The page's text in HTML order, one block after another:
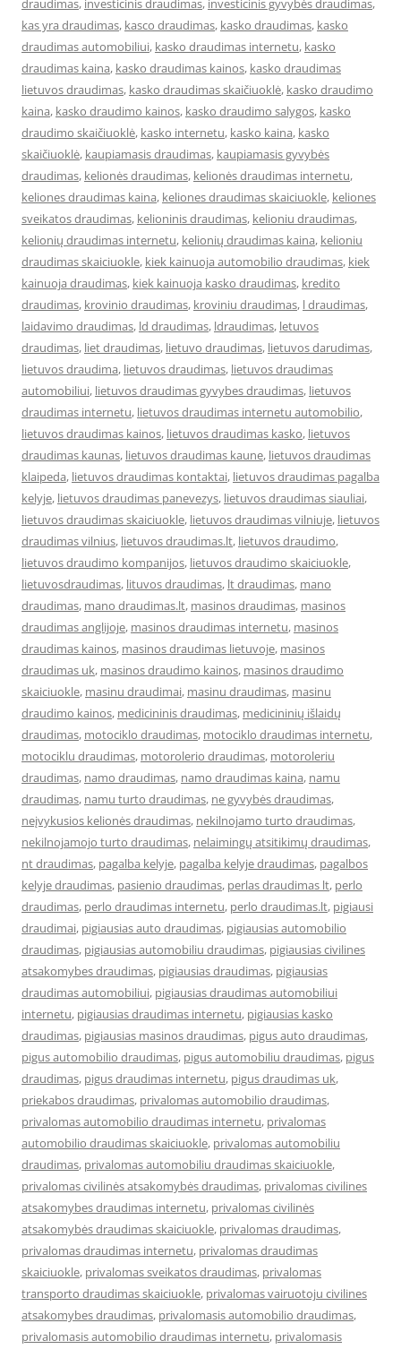
draudimas, investicinis draudimas, investicinis gyvybės draudimas,
kas yra draudimas, kasco draudimas, kasko draudimas, kasko
draudimas automobiliui, kasko draudimas internetu, kasko
draudimas kaina, kasko draudimas kainos, kasko draudimas
lietuvos draudimas, kasko draudimas skaičiuoklė, kasko draudimo
kaina, kasko draudimo kainos, kasko draudimo salygos, kasko
draudimo skaičiuoklė, kasko internetu, kasko kaina, kasko
skaičiuoklė, kaupiamasis draudimas, kaupiamasis gyvybės
draudimas, kelionės draudimas, kelionės draudimas internetu,
keliones draudimas kaina, keliones draudimas skaiciuokle, keliones
sveikatos draudimas, kelioninis draudimas, kelioniu draudimas,
kelionių draudimas internetu, kelionių draudimas kaina, kelioniu
draudimas skaiciuokle, kiek kainuoja automobilio draudimas, kiek
kainuoja draudimas, kiek kainuoja kasko draudimas, kredito
draudimas, krovinio draudimas, kroviniu draudimas, l draudimas,
laidavimo draudimas, ld draudimas, ldraudimas, letuvos
draudimas, liet draudimas, lietuvo draudimas, lietuvos darudimas,
lietuvos draudima, lietuvos draudimas, lietuvos draudimas
automobiliui, lietuvos draudimas gyvybes draudimas, lietuvos
draudimas internetu, lietuvos draudimas internetu automobilio,
lietuvos draudimas kainos, lietuvos draudimas kasko, lietuvos
draudimas kaunas, lietuvos draudimas kaune, lietuvos draudimas
klaipeda, lietuvos draudimas kontaktai, lietuvos draudimas pagalba
kelyje, lietuvos draudimas panevezys, lietuvos draudimas siauliai,
lietuvos draudimas skaiciuokle, lietuvos draudimas vilniuje, lietuvos
draudimas vilnius, lietuvos draudimas.lt, lietuvos draudimo,
lietuvos draudimo kompanijos, lietuvos draudimo skaiciuokle,
lietuvosdraudimas, lituvos draudimas, lt draudimas, mano
draudimas, mano draudimas.lt, masinos draudimas, masinos
draudimas anglijoje, masinos draudimas internetu, masinos
draudimas kainos, masinos draudimas lietuvoje, masinos
draudimas uk, masinos draudimo kainos, masinos draudimo
skaiciuokle, masinu draudimai, masinu draudimas, masinu
draudimo kainos, medicininis draudimas, medicininių išlaidų
draudimas, motociklo draudimas, motociklo draudimas internetu,
motociklu draudimas, motorolerio draudimas, motoroleriu
draudimas, namo draudimas, namo draudimas kaina, namu
draudimas, namu turto draudimas, ne gyvybės draudimas,
neįvykusios kelionės draudimas, nekilnojamo turto draudimas,
nekilnojamojo turto draudimas, nelaimingų atsitikimų draudimas,
nt draudimas, pagalba kelyje, pagalba kelyje draudimas, pagalbos
kelyje draudimas, pasienio draudimas, perlas draudimas lt, perlo
draudimas, perlo draudimas internetu, perlo draudimas.lt, pigiausi
draudimai, pigiausias auto draudimas, pigiausias automobilio
draudimas, pigiausias automobiliu draudimas, pigiausias civilines
atsakomybes draudimas, pigiausias draudimas, pigiausias
draudimas automobiliui, pigiausias draudimas automobiliui
internetu, pigiausias draudimas internetu, pigiausias kasko
draudimas, pigiausias masinos draudimas, pigus auto draudimas,
pigus automobilio draudimas, pigus automobiliu draudimas, pigus
draudimas, pigus draudimas internetu, pigus draudimas uk,
priekabos draudimas, privalomas automobilio draudimas,
privalomas automobilio draudimas internetu, privalomas
automobilio draudimas skaiciuokle, privalomas automobiliu
draudimas, privalomas automobiliu draudimas skaiciuokle,
privalomas civilinės atsakomybės draudimas, privalomas civilines
atsakomybes draudimas internetu, privalomas civilinės
atsakomybės draudimas skaiciuokle, privalomas draudimas,
privalomas draudimas internetu, privalomas draudimas
skaiciuokle, privalomas sveikatos draudimas, privalomas
transporto draudimas skaiciuokle, privalomas vairuotoju civilines
atsakomybes draudimas, privalomasis automobilio draudimas,
privalomasis automobilio draudimas internetu, privalomasis